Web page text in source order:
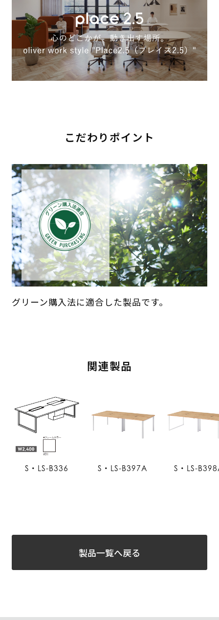
こだわりポイント
グリーン購入法に適合した製品です。
関連製品
S・LS-B336 S・LS-B397A S・LS-
製品一覧へ戻る